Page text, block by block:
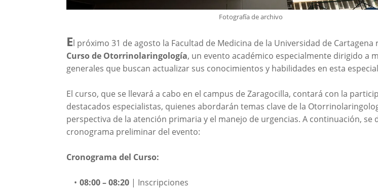
Fotografía de archivo
El próximo 31 de agosto la Facultad de Medicina de la Universidad de Cartagena
Curso de Otorrinolaringología, un evento académico especialmente dirigido a
generales que buscan actualizar sus conocimientos y habilidades en esta
El curso, que se llevará a cabo en el campus de Zaragocilla, contará con la
destacados especialistas, quienes abordarán temas clave de la
perspectiva de la atención primaria y el manejo de urgencias. A continuación, se
cronograma preliminar del evento:
Cronograma del Curso:
08:00 – 08:20 | Inscripciones